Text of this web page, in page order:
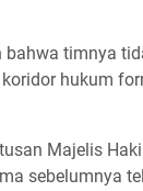
bahwa timnya
hukum
Majelis
sebelumnya